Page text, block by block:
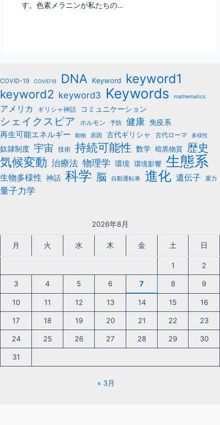
す。色素メラニンが私たちの…
COVID-19 COVID19 DNA Keyword keyword1
keyword2 keyword3 Keywords mathematics
アメリカ ギリシャ神話 コミュニケーション
シェイクスピア ホルモン 予防 健康 免疫系
再生可能エネルギー
動物 原因 古代ギリシャ 古代ローマ 多様性
奴隷制度 宇宙 技術 持続可能性 数学 暗黒物質 歴史
気候変動 治療法 物理学 環境 環境影響 生態系
生物多様性 神話 科学 脳 自動運転車 進化 遺伝子 重力
量子力学
2026年8月
月 火 水 木 金 土 日
1 2
3 4 5 6 7 8 9
10 11 12 13 14 15 16
17 18 19 20 21 22 23
24 25 26 27 28 29 30
31
« 3月